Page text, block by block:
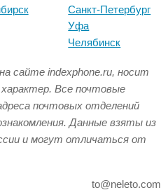
Санкт-Петербург
Уфа
Челябинск
сайте indexphone.ru, носит
Все почтовые
почтовых отделений
Данные взяты из
и могут отличаться от
to@neleto.com